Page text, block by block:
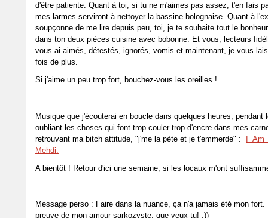
d'être patiente. Quant à toi, si tu ne m'aimes pas assez, t'en fais
mes larmes serviront à nettoyer la bassine bolognaise. Quant à
soupçonne de me lire depuis peu, toi, je te souhaite tout le
dans ton deux pièces cuisine avec bobonne. Et vous, lecteurs
vous ai aimés, détestés, ignorés, vomis et maintenant, je vous
fois de plus.
Si j'aime un peu trop fort, bouchez-vous les oreilles !
Musique que j'écouterai en boucle dans quelques heures, pendant
oubliant les choses qui font trop couler trop d'encre dans mes
retrouvant ma bitch attitude, "j'me la pète et je t'emmerde" :
Mehdi.
A bientôt ! Retour d'ici une semaine, si les locaux m'ont
Message perso : Faire dans la nuance, ça n'a jamais été mon fort.
preuve de mon amour sarkozyste, que veux-tu! ;))